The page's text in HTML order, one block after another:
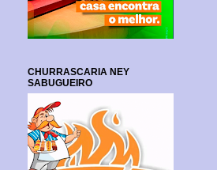
CHURRASCARIA NEY
SABUGUEIRO